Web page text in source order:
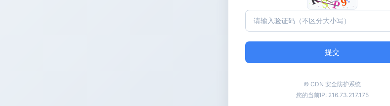
提交
© CDN 安全防护系统
您的当前IP: 216.73.217.175